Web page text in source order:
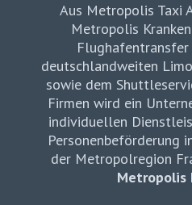
Aus Metropolis Taxi
Metropolis
deutschlandweiten
sowie dem
Firmen wird ein
individuellen
Personenbeförderung
der Metropolregion